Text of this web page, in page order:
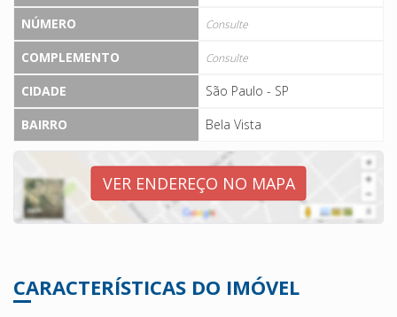
NÚMERO Consulte
COMPLEMENTO Consulte
CIDADE
São Paulo - SP
BAIRRO
Bela Vista
VER ENDEREÇO NO MAPA
CARACTERÍSTICAS DO IMÓVEL